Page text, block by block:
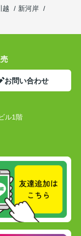
越
新河岸
お問い合わせ
ル1階